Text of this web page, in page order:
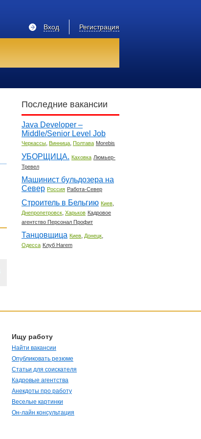
Регистрация
Вход
Последние вакансии
Java Developer –
Middle/Senior Level Job
Черкассы, Винница, Полтава Morebis
УБОРЩИЦА. Каховка Люмьер-
Тревел
Машинист бульдозера на
Север Россия Работа-Север
Строитель в Бельгию Киев,
Днепропетровск, Харьков Кадровое
агентство Персонал Профит
Танцовщица Киев, Донецк,
Одесса Kлуб Harem
Ищу работу
Найти вакансии
Опубликовать резюме
Статьи для соискателя
Кадровые агентства
Анекдоты про работу
Веселые картинки
Он-лайн консультация